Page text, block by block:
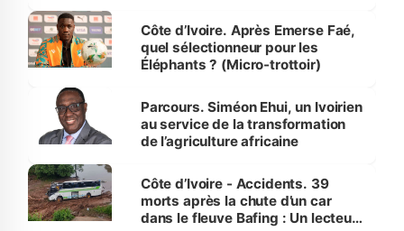
Côte d’Ivoire. Après Emerse Faé,
quel sélectionneur pour les
Éléphants ? (Micro-trottoir)
Parcours. Siméon Ehui, un Ivoirien
au service de la transformation
de l’agriculture africaine
Côte d’Ivoire - Accidents. 39
morts après la chute d’un car
dans le fleuve Bafing : Un lecteur